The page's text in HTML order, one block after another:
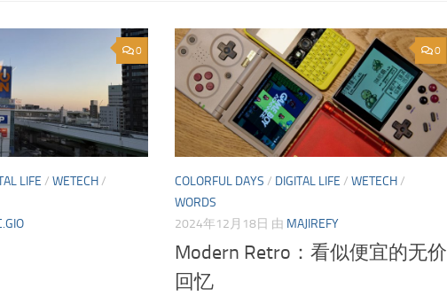
0
LIFE / WETECH/
0
COLORFUL DAYS / DIGITAL LIFE / WETECH/
WORDS
2024年12月18日 由 MAJIREFY
Modern Retro：看似便宜的无价
回忆